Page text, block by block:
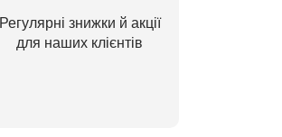
Регулярні знижки й акції
для наших клієнтів